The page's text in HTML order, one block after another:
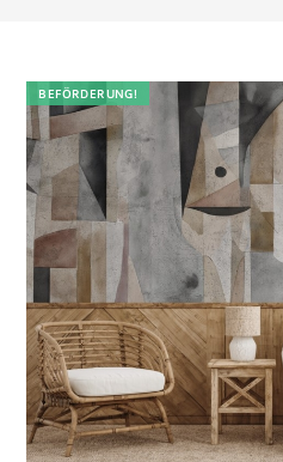
BEFÖRDERUNG!